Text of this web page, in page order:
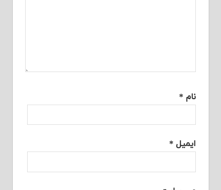
نام *
ایمیل *